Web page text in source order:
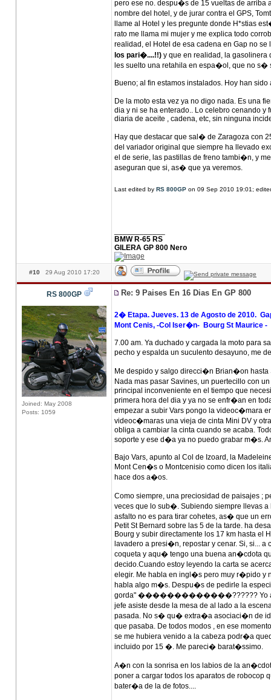
pero ese no. despu�s de 15 vueltas de arriba
nombre del hotel, y de jurar contra el GPS,
llame al Hotel y les pregunte donde H*stias
rato me llama mi mujer y me explica todo
realidad, el Hotel de esa cadena en Gap no
los pari�....!!) y que en realidad, la
les suelto una retahila en espa�ol, que no
Bueno; al fin estamos instalados. Hoy han
De la moto esta vez ya no digo nada. Es una
dia y ni se ha enterado.. Lo celebro cenando y
diaria de aceite , cadena, etc, sin ninguna
Hay que destacar que sal� de Zaragoza con
del variador original que siempre ha llevado
el de serie, las pastillas de freno tambi�n, y
aseguran que si, as� que ya veremos.
Last edited by RS 800GP on 09 Sep 2010 19:01;
BMW R-65 RS
GILERA GP 800 Nero
#10 29 Aug 2010 17:20
RS 800GP
Joined: May 2008
Posts: 1059
Re: 9 Paises En 16 Dias En GP 800
2� Etapa. Jueves. 13 de Agosto de 2010.
Mont Cenis, -Col Iser�n- Bourg St Maurice -
7.00 am. Ya duchado y cargada la moto para
pecho y espalda un suculento desayuno, me
Me despido y salgo direcci�n Brian�on
Nada mas pasar Savines, un puertecillo con
principal inconveniente en el tiempo que
primera hora del dia y ya no se enfr�an en
empezar a subir Vars pongo la videoc�mara
videoc�maras una vieja de cinta Mini DV y
obliga a cambiar la cinta cuando se acaba.
soporte y ese d�a ya no puedo grabar m�s.
Bajo Vars, apunto al Col de Izoard, la
Mont Cen�s o Montcenisio como dicen los
hace dos a�os.
Como siempre, una preciosidad de paisajes ;
veces que lo sub�. Subiendo siempre llevas
asfalto no es para tirar cohetes, as� que un
Petit St Bernard sobre las 5 de la tarde. ha
Bourg y subir directamente los 17 km hasta el
lavadero a presi�n, repostar y cenar. Si, si...
coqueta y aqu� tengo una buena an�cdota
decido.Cuando estoy leyendo la carta se
elegir. Me habla en ingl�s pero muy r�pido y
habla algo m�s. Despu�s de pedirle la
gorda" �������������?????? Yo
jefe asiste desde la mesa de al lado a la
pasada. No s� qu� extra�a asociaci�n de
que pasaba. De todos modos , en ese
se me hubiera venido a la cabeza podr�a
incluido por 15 �. Me pareci� barat�ssimo.
A�n con la sonrisa en los labios de la
poner a cargar todos los aparatos de robocop
bater�a de la de fotos....